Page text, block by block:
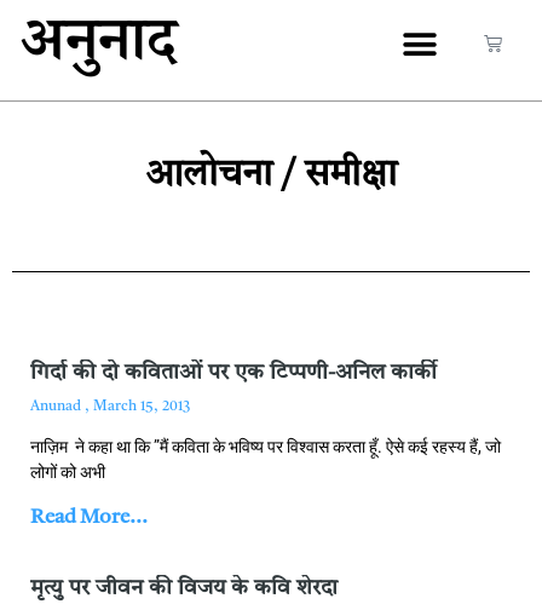
अनुनाद
आलोचना / समीक्षा
गिर्दा की दो कविताओं पर एक टिप्पणी-अनिल कार्की
Anunad March 15, 2013
नाज़िम ने कहा था कि ”मैं कविता के भविष्य पर विश्वास करता हूँ. ऐसे कई रहस्य हैं, जो
लोगों को अभी
Read More...
मृत्यु पर जीवन की विजय के कवि शेरदा